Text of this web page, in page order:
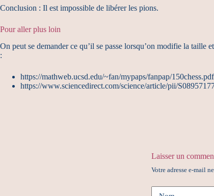
Conclusion : Il est impossible de libérer les pions.
Pour aller plus loin
On peut se demander ce qu’il se passe lorsqu’on modifie la
:
https://mathweb.ucsd.edu/~fan/mypaps/fanpap/150chess.pdf
https://www.sciencedirect.com/science/article/pii/
Laisser un
Votre adresse e-mail